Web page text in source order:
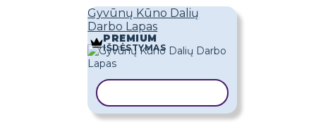
Gyvūnų Kūno Dalių
Darbo Lapas
PREMIUM
IŠDĖSTYMAS